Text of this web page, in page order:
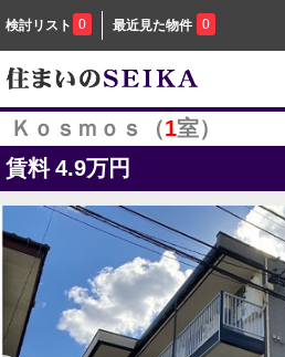
検討リスト 0 最近見た物件 0
Ｋｏｓｍｏｓ（1室）
賃料 4.9万円